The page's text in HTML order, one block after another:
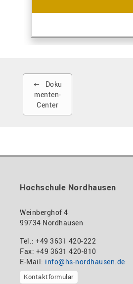
Doku
menten-
Center
Hochschule Nordhausen
Weinberghof 4
99734 Nordhausen
Tel.: +49 3631 420-222
Fax: +49 3631 420-810
E-Mail: info@hs-nordhausen.de
Kontaktformular